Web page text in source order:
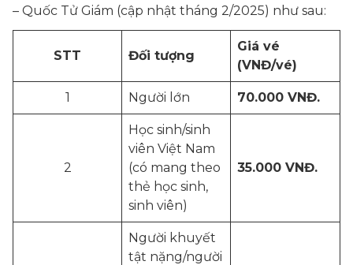
– Quốc Tử Giám (cập nhật tháng 2/2025) như sau:
STT Đối tượng
Giá vé
(VNĐ/vé)
1 Người lớn 70.000 VNĐ.
2
Học sinh/sinh
viên Việt Nam
(có mang theo
thẻ học sinh,
sinh viên)
35.000 VNĐ.
Người khuyết
tật nặng/người